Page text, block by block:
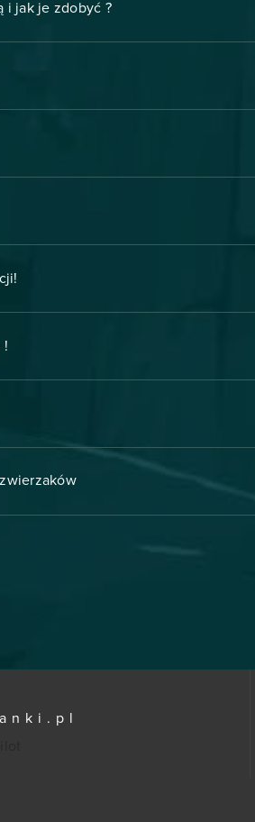
i jak je zdobyć ?
!